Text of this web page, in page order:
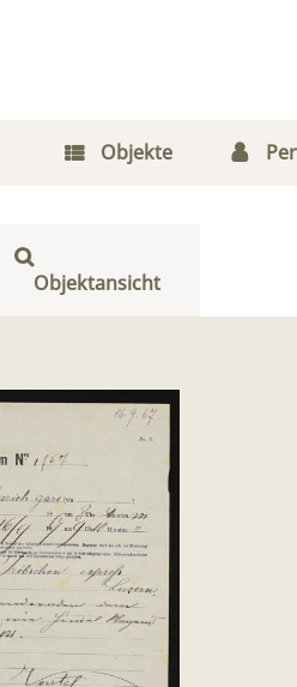
Objekte
Objektansicht